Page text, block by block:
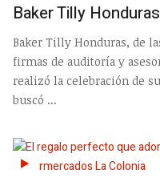
Baker Tilly
Baker Tilly Honduras, de
firmas de auditoría y
realizó la celebración de
buscó ...